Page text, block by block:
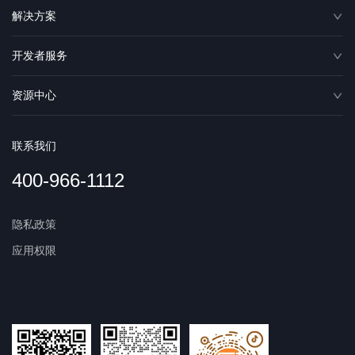
解决方案
开发者服务
资源中心
联系我们
400-966-1112
隐私政策
应用权限